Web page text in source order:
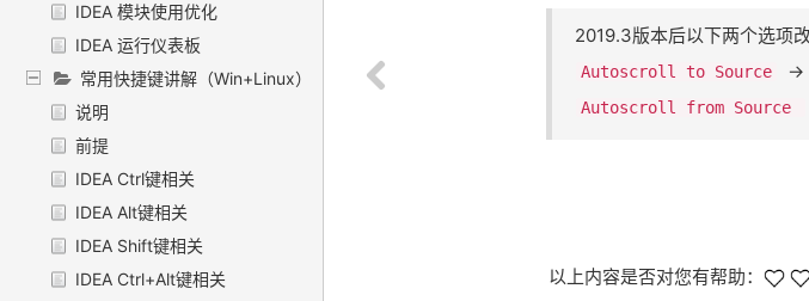
IDEA 模块使用优化
IDEA 运行仪表板
常用快捷键讲解（Win+Linux）
说明
前提
IDEA Ctrl键相关
IDEA Alt键相关
IDEA Shift键相关
IDEA Ctrl+Alt键相关
2019.3版本后以下两个选项改
Autoscroll to Source ​ ->​
Autoscroll from Source
以上内容是否对您有帮助：